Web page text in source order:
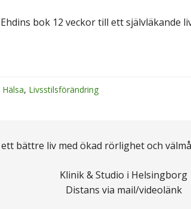
bok 12 veckor till ett självläkande
Hälsa, Livsstilsförändring
bättre liv med ökad rörlighet och
Klinik & Studio i Helsingborg
Distans via mail/videolänk